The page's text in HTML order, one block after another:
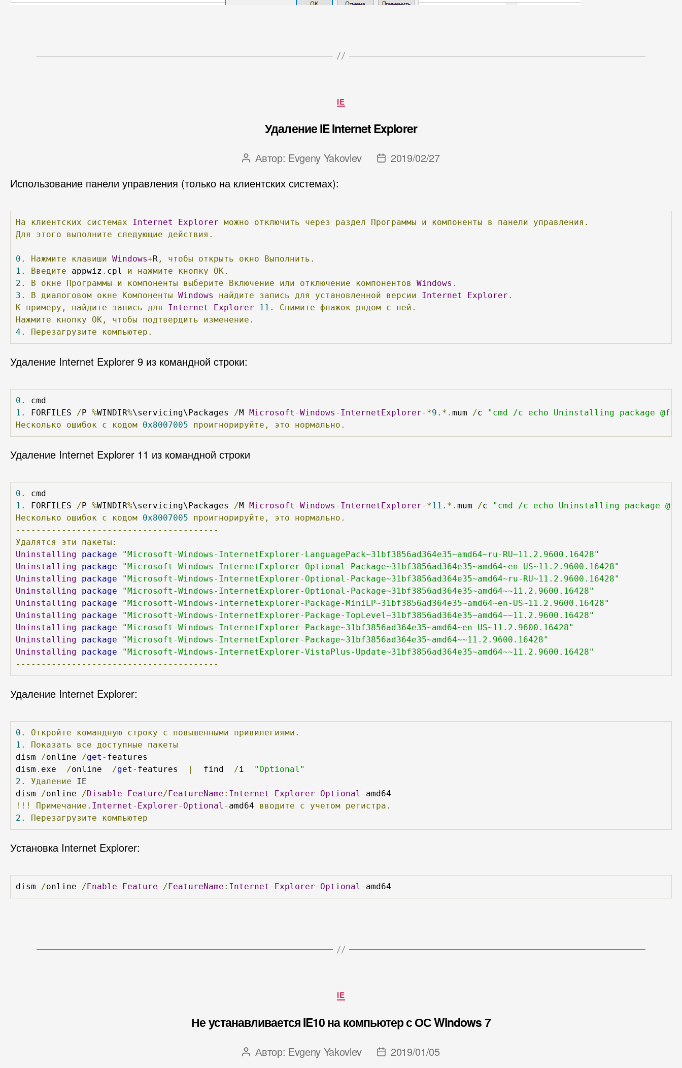
Рубрики
IE
Удаление IE Internet Explorer
Автор
Автор: Evgeny Yakovlev
Дата
2019/02/27
Использование панели управления (только на клиентских системах):
На клиентских системах Internet Explorer можно отключить через раздел Программы и компоненты в панели
управления.
Для
этого выполните следующие действия.
0. Нажмите клавиши Windows+R , чтобы открыть окно
Выполнить.
1.
Введите appwiz . cpl и нажмите кнопку
ОК.
2.
В окне Программы и компоненты выберите Включение или отключение компонентов Windows .
3.
В диалоговом окне Компоненты Windows найдите запись для установленной версии Internet Explorer .
К примеру, найдите запись для Internet Explorer 11. Снимите флажок рядом с
ней.
Нажмите
кнопку ОК, чтобы подтвердить
изменение.
4.
Перезагрузите компьютер.
Удаление Internet Explorer 9 из командной строки:
0.
1.
FORFILES /P %WINDIR%\servicing\Packages /M Microsoft -Windows - InternetExplorer-*9. *. mum /c
"cmd /c echo Uninstalling package
Несколько
ошибок с кодом 0x8007005 проигнорируйте, это нормально.
Удаление Internet Explorer 11 из командной строки
0.
1.
FORFILES /P %WINDIR%\servicing\Packages /M Microsoft -Windows - InternetExplorer-*11. *. mum /c
"cmd /c echo Uninstalling package
Несколько
ошибок с кодом 0x8007005 проигнорируйте, это
нормально.
----------------------------------------
Удалятся
эти
пакеты:
Uninstalling
package
"Microsoft-Windows-InternetExplorer-LanguagePack~31bf3856ad364e35~amd64~ru-RU~11.2.9600.16428"
Uninstalling
package
"Microsoft-Windows-InternetExplorer-Optional-Package~31bf3856ad364e35~amd64~en-US~11.2.9600.16428"
Uninstalling
package
"Microsoft-Windows-InternetExplorer-Optional-Package~31bf3856ad364e35~amd64~ru-RU~11.2.9600.16428"
Uninstalling
package
"Microsoft-Windows-InternetExplorer-Optional-Package~31bf3856ad364e35~amd64~~11.2.9600.16428"
Uninstalling
package
"Microsoft-Windows-InternetExplorer-Package-MiniLP~31bf3856ad364e35~amd64~en-US~11.2.9600.16428"
Uninstalling
package
"Microsoft-Windows-InternetExplorer-Package-TopLevel~31bf3856ad364e35~amd64~~11.2.9600.16428"
Uninstalling
package
"Microsoft-Windows-InternetExplorer-Package~31bf3856ad364e35~amd64~en-US~11.2.9600.16428"
Uninstalling
package
"Microsoft-Windows-InternetExplorer-Package~31bf3856ad364e35~amd64~~11.2.9600.16428"
Uninstalling
package
"Microsoft-Windows-InternetExplorer-VistaPlus-Update~31bf3856ad364e35~amd64~~11.2.9600.16428"
----------------------------------------
Удаление Internet Explorer:
0. Откройте командную строку с повышенными
привилегиями.
1.
Показать все доступные
пакеты
dism /online /get - features
dism . exe /online /get - features |
  find
/i
"Optional"
2.
Удаление IE
dism /online /Disable- Feature/FeatureName : Internet - Explorer- Optional -
!!!
Примечание. Internet - Explorer- Optional - amd64 вводите с учетом регистра.
2.
Перезагрузите компьютер
Установка Internet Explorer:
dism /online /Enable- Feature /FeatureName : Internet - Explorer- Optional - amd64
Рубрики
IE
Не устанавливается IE10 на компьютер с ОС Windows 7
Автор
Автор: Evgeny Yakovlev
Дата2019/01/05